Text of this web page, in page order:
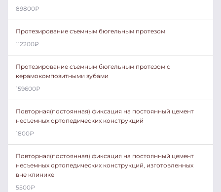
89800₽
Протезирование съемным бюгельным протезом
112200₽
Протезирование съемным бюгельным протезом с
керамокомпозитными зубами
159600₽
Повторная(постоянная) фиксация на постоянный цемент
несъемных ортопедических конструкций
1800₽
Повторная(постоянная) фиксация на постоянный цемент
несъемных ортопедических конструкций, изготовленных
вне клинике
5500₽